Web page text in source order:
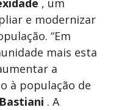
, um
e modernizar
“Em
mais esta
a
à população de
Bastiani . A